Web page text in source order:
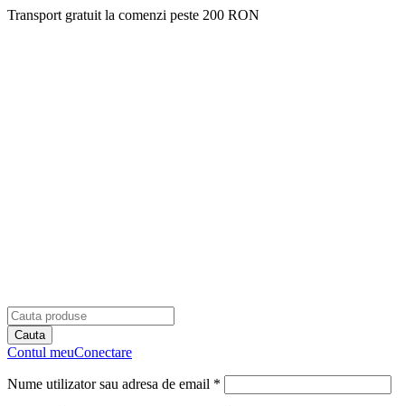
Transport gratuit la comenzi peste 200 RON
Contul meuConectare
Nume utilizator sau adresa de email *